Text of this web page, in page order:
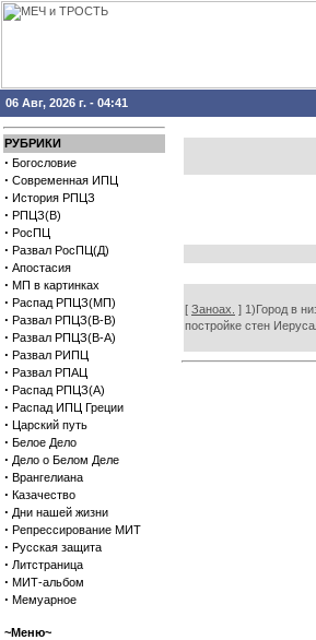
06 Авг, 2026 г. - 04:41
РУБРИКИ
· Богословие
· Современная ИПЦ
· История РПЦЗ
· РПЦЗ(В)
· РосПЦ
· Развал РосПЦ(Д)
· Апостасия
· МП в картинках
· Распад РПЦЗ(МП)
· Развал РПЦЗ(В-В)
· Развал РПЦЗ(В-А)
· Развал РИПЦ
· Развал РПАЦ
· Распад РПЦЗ(А)
· Распад ИПЦ Греции
· Царский путь
· Белое Дело
· Дело о Белом Деле
· Врангелиана
· Казачество
· Дни нашей жизни
· Репрессирование МИТ
· Русская защита
· Литстраница
· МИТ-альбом
· Мемуарное
~Меню~
[ Заноах. ] 1)Город в
постройке стен